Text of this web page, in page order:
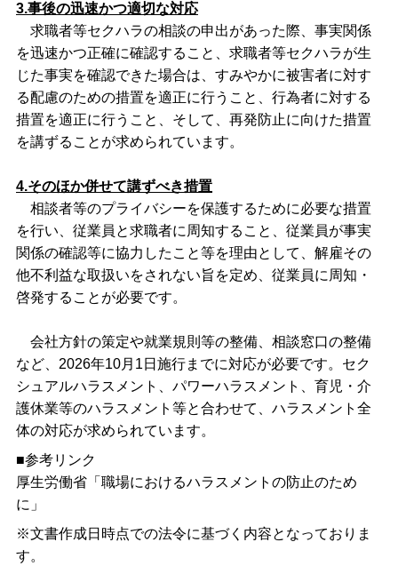
3.事後の迅速かつ適切な対応
求職者等セクハラの相談の申出があった際、事実関係
を迅速かつ正確に確認すること、求職者等セクハラが生
じた事実を確認できた場合は、すみやかに被害者に対す
る配慮のための措置を適正に行うこと、行為者に対する
措置を適正に行うこと、そして、再発防止に向けた措置
を講ずることが求められています。
4.そのほか併せて講ずべき措置
相談者等のプライバシーを保護するために必要な措置
を行い、従業員と求職者に周知すること、従業員が事実
関係の確認等に協力したこと等を理由として、解雇その
他不利益な取扱いをされない旨を定め、従業員に周知・
啓発することが必要です。
会社方針の策定や就業規則等の整備、相談窓口の整備
など、2026年10月1日施行までに対応が必要です。セク
シュアルハラスメント、パワーハラスメント、育児・介
護休業等のハラスメント等と合わせて、ハラスメント全
体の対応が求められています。
■参考リンク
厚生労働省「 職場におけるハラスメントの防止のため
に 」
※文書作成日時点での法令に基づく内容となっておりま
す。